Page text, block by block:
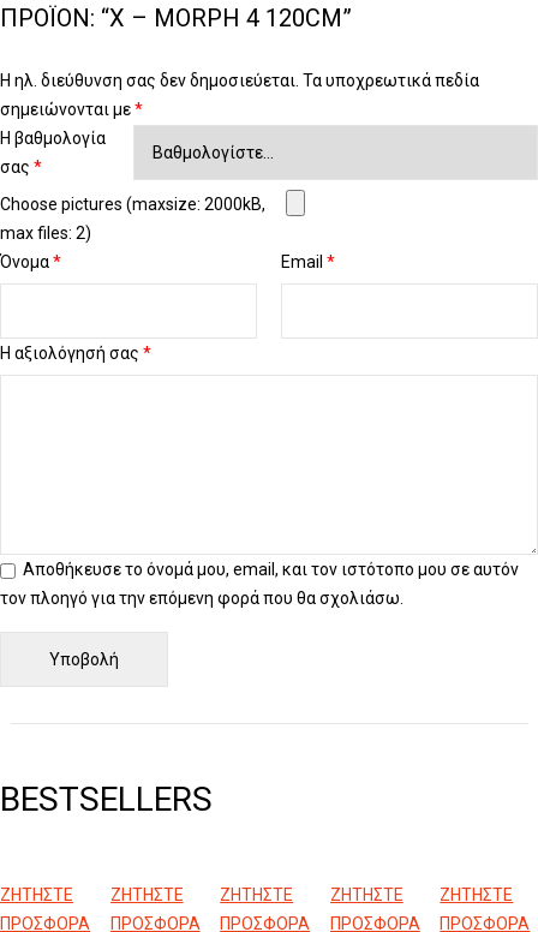
ΠΡΟΪΌΝ: “X – MORPH 4 120CM”
Η ηλ. διεύθυνση σας δεν δημοσιεύεται. Τα υποχρεωτικά πεδία
σημειώνονται με*
Η βαθμολογία
σας *
Η αξιολόγησή σας *
Choose pictures (maxsize: 2000kB,
max files: 2)
Όνομα* Email *
Αποθήκευσε το όνομά μου, email, και τον ιστότοπο μου σε αυτόν
τον πλοηγό για την επόμενη φορά που θα σχολιάσω.
BESTSELLERS
ΖΗΤΗΣΤΕ
ΠΡΟΣΦΟΡΑ
ΖΗΤΗΣΤΕ
ΠΡΟΣΦΟΡΑ
ΖΗΤΗΣΤΕ
ΠΡΟΣΦΟΡΑ
ΖΗΤΗΣΤΕ
ΠΡΟΣΦΟΡΑ
ΖΗΤΗΣΤΕ
ΠΡΟΣΦΟΡΑ